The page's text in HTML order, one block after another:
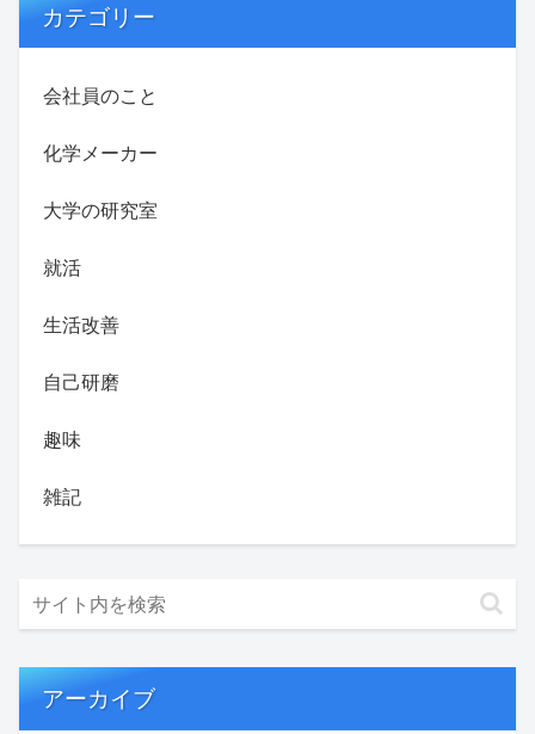
カテゴリー
会社員のこと
化学メーカー
大学の研究室
就活
生活改善
自己研磨
趣味
雑記
アーカイブ